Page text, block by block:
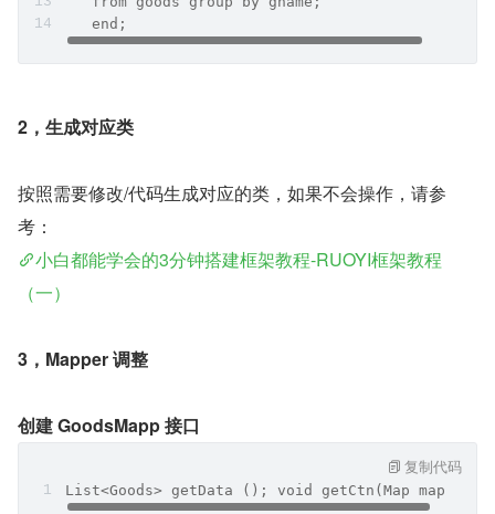
   end;
2，生成对应类
按照需要修改/代码生成对应的类，如果不会操作，请参
考：
小白都能学会的3分钟搭建框架教程-RUOYI框架教程
（一）
3，Mapper 调整
创建 GoodsMapp 接口
List<Goods> getData (); void getCtn(Map map);
复制代码